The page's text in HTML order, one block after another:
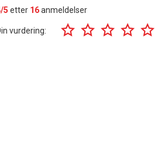
5 etter 16anmeldelser
vurdering: